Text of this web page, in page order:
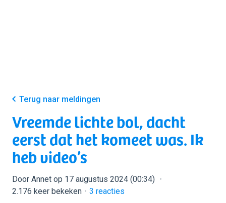
Terug naar meldingen
Vreemde lichte bol, dacht
eerst dat het komeet was. Ik
heb video’s
Door Annet op 17 augustus 2024 (00:34)
2.176 keer bekeken
3 reacties